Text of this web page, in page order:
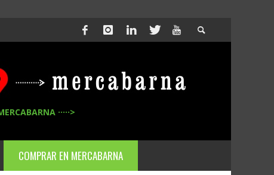
·····>
COMPRAR EN MERCABARNA